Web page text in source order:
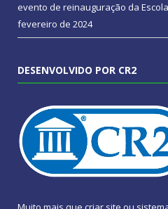
evento de reinauguração da
fevereiro de 2024
DESENVOLVIDO POR CR2